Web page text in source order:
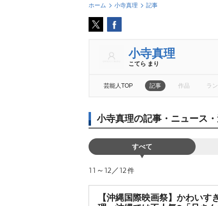
ホーム 小寺真理 記事
小寺真理
こてら まり
芸能人TOP 記事 作品 ラ
小寺真理の記事・ニュース
すべて
11～12／12件
【沖縄国際映画祭】かわいす